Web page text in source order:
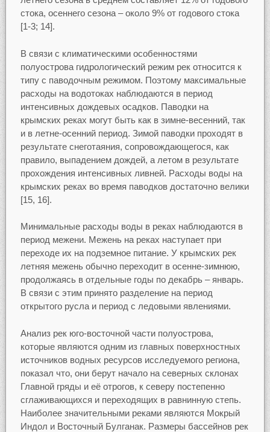
стока, осеннего сезона – около 9% от годового стока
[1-3; 14].
В связи с климатическими особенностями
полуострова гидрологический режим рек относится к
типу с паводочным режимом. Поэтому максимальные
расходы на водотоках наблюдаются в период
интенсивных дождевых осадков. Паводки на
крымских реках могут быть как в зимне-весенний, так
и в летне-осенний период. Зимой паводки проходят в
результате снеготаяния, сопровождающегося, как
правило, выпадением дождей, а летом в результате
прохождения интенсивных ливней. Расходы воды на
крымских реках во время паводков достаточно велики
[15, 16].
Минимальные расходы воды в реках наблюдаются в
период межени. Межень на реках наступает при
переходе их на подземное питание. У крымских рек
летняя межень обычно переходит в осенне-зимнюю,
продолжаясь в отдельные годы по декабрь – январь.
В связи с этим принято разделение на период
открытого русла и период с ледовыми явлениями.
Анализ рек юго-восточной части полуострова,
которые являются одним из главных поверхностных
источников водных ресурсов исследуемого региона,
показал что, они берут начало на северных склонах
Главной гряды и её отрогов, к северу постепенно
сглаживающихся и переходящих в равнинную степь.
Наиболее значительными реками являются Мокрый
Индол и Восточный Булганак. Размеры бассейнов рек